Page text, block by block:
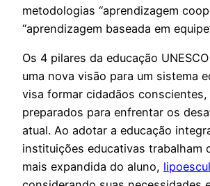
metodologias “aprendizagem
“aprendizagem baseada em
Os 4 pilares da educação
uma nova visão para um sistema
visa formar cidadãos
preparados para enfrentar os
atual. Ao adotar a educação
instituições educativas trabalham
mais expandida do aluno,